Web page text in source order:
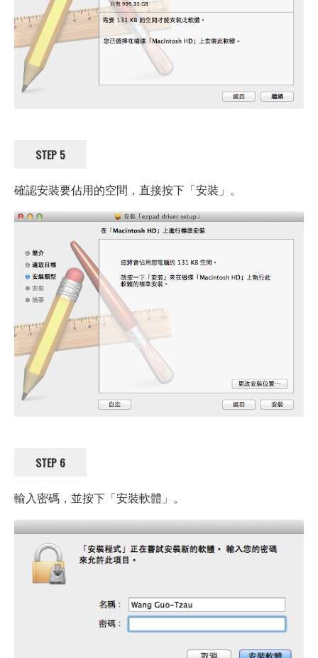
STEP 5
確認安裝要佔用的空間，直接按下「安裝」。
STEP 6
輸入密碼，並按下「安裝軟體」。